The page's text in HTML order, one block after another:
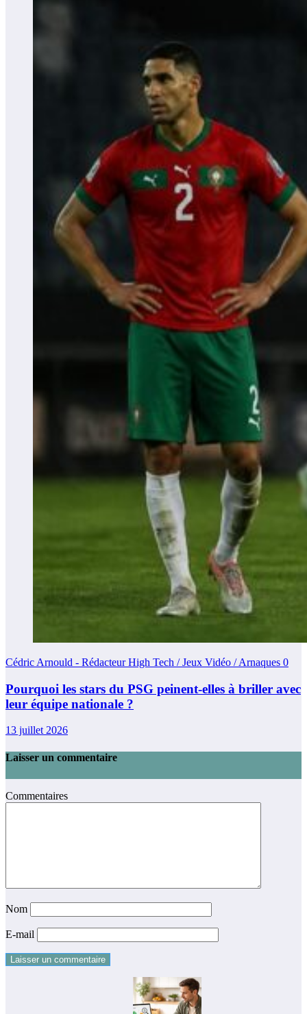
Cédric Arnould - Rédacteur High Tech / Jeux Vidéo / Arnaques 0
Pourquoi les stars du PSG peinent-elles à briller avec
leur équipe nationale ?
13 juillet 2026
Laisser un commentaire
Commentaires
Nom
E-mail